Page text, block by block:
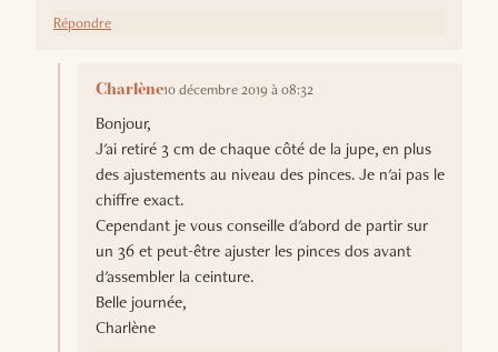
Répondre
Charlène10 décembre 2019 à 08:32
Bonjour,
J'ai retiré 3 cm de chaque côté de la jupe, en plus
des ajustements au niveau des pinces. Je n'ai pas le
chiffre exact.
Cependant je vous conseille d'abord de partir sur
un 36 et peut-être ajuster les pinces dos avant
d'assembler la ceinture.
Belle journée,
Charlène